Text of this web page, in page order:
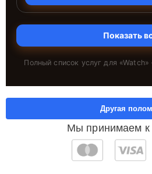
Показать
Полный список услуг для «Watch»
Мы принимаем к
Другая